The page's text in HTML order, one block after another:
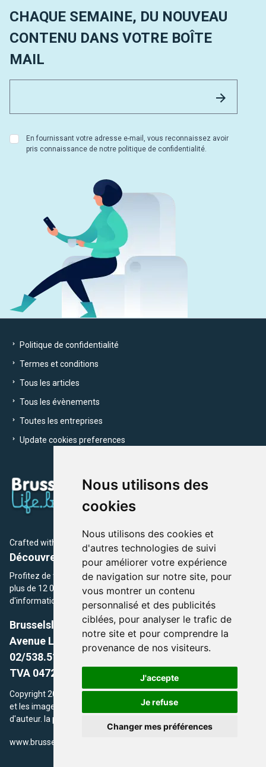
Nous utilisons des
cookies
Nous utilisons des cookies et
d'autres technologies de suivi
pour améliorer votre expérience
de navigation sur notre site, pour
vous montrer un contenu
personnalisé et des publicités
ciblées, pour analyser le trafic de
notre site et pour comprendre la
provenance de nos visiteurs.
J'accepte
Je refuse
Changer mes préférences
CHAQUE SEMAINE, DU NOUVEAU
CONTENU DANS VOTRE BOÎTE
MAIL
En fournissant votre adresse e-mail, vous reconnaissez avoir
pris connaissance de notre politique de confidentialité.
Politique de confidentialité
Termes et conditions
Tous les articles
Tous les évènements
Toutes les entreprises
Update cookies preferences
Crafted with by Brusselslife Team
Découvrez plus de 12 000 adresses et événements
Profitez de toutes les sections de BrusselsLife.be et découvrez
plus de 12 000 adresses et un grand choix d'événements,
d'informations et de conseils et astuces de notre écriture.
Brusselslife.be
Avenue Louise, 500 -1050 Ixelles, Brussels,
02/538.51.49.
TVA 0472.281.221
Copyright 2026 © Brusselslife.be Tous droits réservés. Le contenu
et les images utilisés sur ce site sont protégés par le droit
d'auteur. la propriétaires respectifs.
www.brusselsLife.be